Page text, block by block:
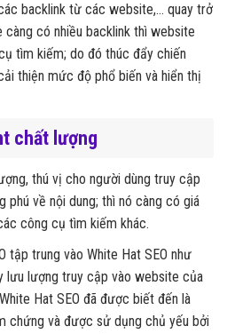
backlink từ các website,… quay trở
càng có nhiều backlink thì website
tìm kiếm; do đó thúc đẩy chiến
thiện mức độ phổ biến và hiển thị
chất lượng
thú vị cho người dùng truy cập
phú về nội dung; thì nó càng có giá
công cụ tìm kiếm khác.
tập trung vào White Hat SEO như
lưu lượng truy cập vào website của
Hat SEO đã được biết đến là
chứng và được sử dụng chủ yếu bởi